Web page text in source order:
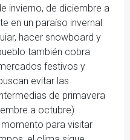
invierno, de diciembre a
en un paraíso invernal
hacer snowboard y
también cobra
festivos y
evitar las
de primavera
a octubre)
para visitar